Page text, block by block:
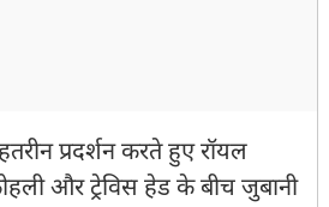
प्रदर्शन करते हुए रॉयल
और ट्रेविस हेड के बीच जुबानी